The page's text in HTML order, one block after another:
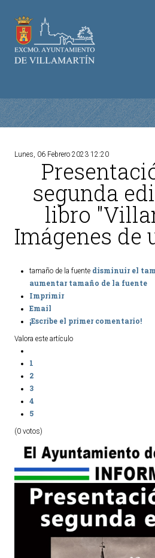
AYUNTAMIENTO
Saluda de la Alcaldesa
Equipo de Gobierno
Corporación Municipal - Legislatura
Delegaciones Municipales
Ordenanzas Municipales
Servicios Municipales
Accesibilidad
Salud
Educación
Deportes
Centros Sociales y Asistenciales
Medio Ambiente
Transportes
Empleo y Seguridad Social
Seguridad
Servicios Comarcales
Servicios Provinciales
Lunes, 06 Febrero 2023 12:20
segunda
libro
Imágenes de
tamaño de la fuente disminuir el
aumentar tamaño de la fuente
Imprimir
Email
¡Escribe el primer comentario!
Valora este artículo
1
2
3
4
5
(0 votos)